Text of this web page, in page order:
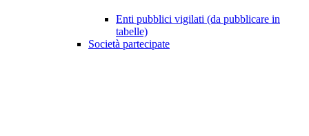
Enti pubblici vigilati (da pubblicare in
tabelle)
Società partecipate